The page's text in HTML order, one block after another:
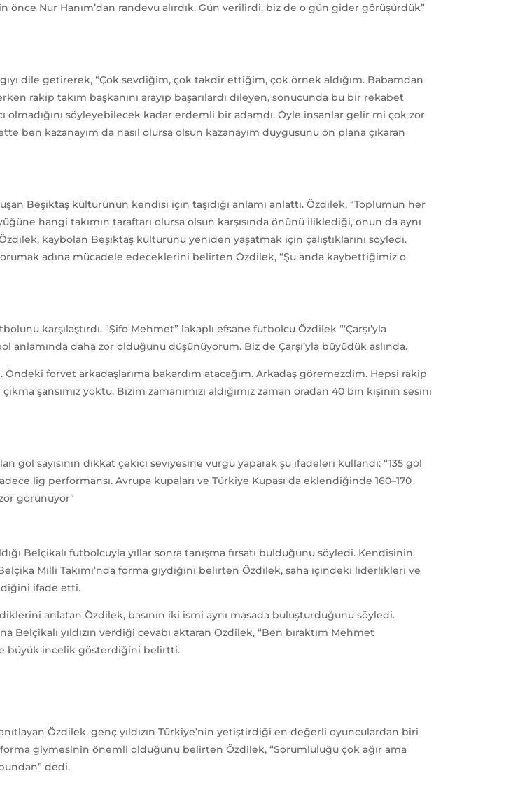
Nur Hanım’dan randevu alırdık. Gün verilirdi, biz de o gün gider görüşürdük”
dile getirerek, “Çok sevdiğim, çok takdir ettiğim, çok örnek aldığım. Babamdan
rakip takım başkanını arayıp başarılardı dileyen, sonucunda bu bir rekabet
söyleyebilecek kadar erdemli bir adamdı. Öyle insanlar gelir mi çok zor
kazanayım da nasıl olursa olsun kazanayım duygusunu ön plana çıkaran
Beşiktaş kültürünün kendisi için taşıdığı anlamı anlattı. Özdilek, “Toplumun her
hangi takımın taraftarı olursa olsun karşısında önünü iliklediği, onun da aynı
kaybolan Beşiktaş kültürünü yeniden yaşatmak için çalıştıklarını söyledi.
adına mücadele edeceklerini belirten Özdilek, “Şu anda kaybettiğimiz o
karşılaştırdı. “Şifo Mehmet” lakaplı efsane futbolcu Özdilek “‘Çarşı’yla
daha zor olduğunu düşünüyorum. Biz de Çarşı’yla büyüdük aslında.
Öndeki forvet arkadaşlarıma bakardım atacağım. Arkadaş göremezdim. Hepsi rakip
şansımız yoktu. Bizim zamanımızı aldığımız zaman oradan 40 bin kişinin sesini
gol sayısının dikkat çekici seviyesine vurgu yaparak şu ifadeleri kullandı: “135 gol
lig performansı. Avrupa kupaları ve Türkiye Kupası da eklendiğinde 160–170
görünüyor”
Belçikalı futbolcuyla yıllar sonra tanışma fırsatı bulduğunu söyledi. Kendisinin
Milli Takımı’nda forma giydiğini belirten Özdilek, saha içindeki liderlikleri ve
ifade etti.
anlatan Özdilek, basının iki ismi aynı masada buluşturduğunu söyledi.
Belçikalı yıldızın verdiği cevabı aktaran Özdilek, “Ben bıraktım Mehmet
büyük incelik gösterdiğini belirtti.
Özdilek, genç yıldızın Türkiye’nin yetiştirdiği en değerli oyunculardan biri
giymesinin önemli olduğunu belirten Özdilek, “Sorumluluğu çok ağır ama
dedi.